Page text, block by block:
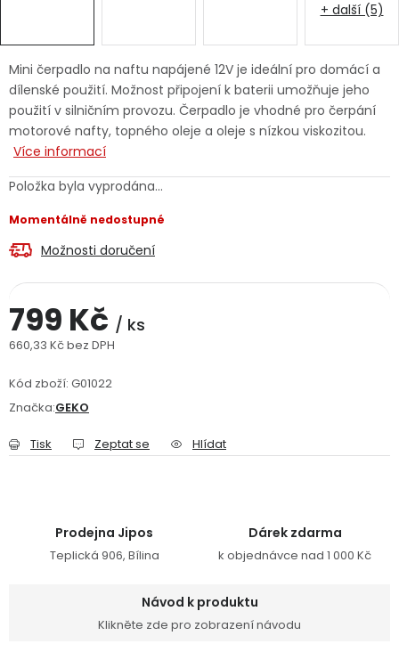
Značky
Velkoobchodní spolupráce (B2B)
Servis nářadí Hodnocení obchodu
Doprava a platba
Reklamační formulář
Obchodní podmínky Reklamační řád
Mini čerpadlo na naftu napájené 12V je ideální pro domácí a
dílenské použití. Možnost připojení k baterii umožňuje jeho
použití v silničním provozu. Čerpadlo je vhodné pro čerpání
motorové nafty, topného oleje a oleje s nízkou viskozitou.
Více informací
Položka byla vyprodána…
Momentálně nedostupné
Možnosti doručení
799 Kč / ks
660,33 Kč bez DPH
Kód zboží: G01022
Značka:GEKO
Tisk Zeptat se Hlídat
+ další (5)
Prodejna Jipos
Teplická 906, Bílina
Dárek zdarma
k objednávce nad 1 000 Kč
Návod k produktu
Klikněte zde pro zobrazení návodu